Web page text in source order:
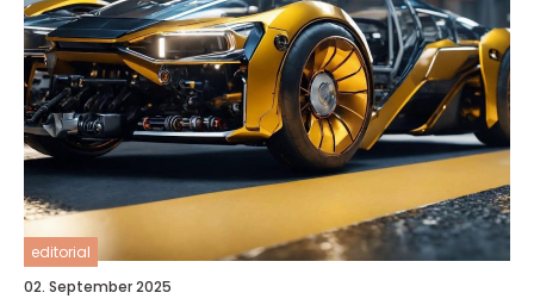
editorial
02. September 2025